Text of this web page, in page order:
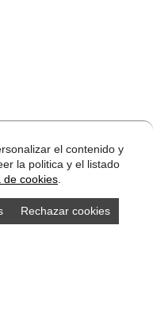
el contenido y
la politica y el listado
de cookies
Rechazar cookies